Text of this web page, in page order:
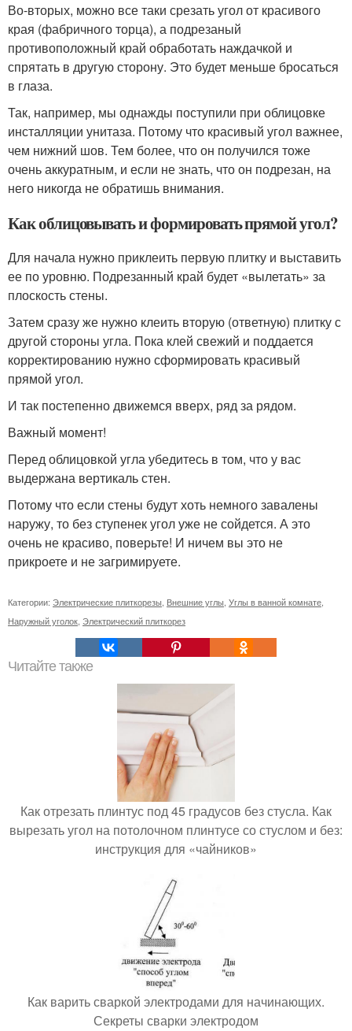
Во-вторых, можно все таки срезать угол от красивого
края (фабричного торца), а подрезаный
противоположный край обработать наждачкой и
спрятать в другую сторону. Это будет меньше бросаться
в глаза.
Так, например, мы однажды поступили при облицовке
инсталляции унитаза. Потому что красивый угол важнее,
чем нижний шов. Тем более, что он получился тоже
очень аккуратным, и если не знать, что он подрезан, на
него никогда не обратишь внимания.
Как облицовывать и формировать прямой угол?
Для начала нужно приклеить первую плитку и выставить
ее по уровню. Подрезанный край будет «вылетать» за
плоскость стены.
Затем сразу же нужно клеить вторую (ответную) плитку с
другой стороны угла. Пока клей свежий и поддается
корректированию нужно сформировать красивый
прямой угол.
И так постепенно движемся вверх, ряд за рядом.
Важный момент!
Перед облицовкой угла убедитесь в том, что у вас
выдержана вертикаль стен.
Потому что если стены будут хоть немного завалены
наружу, то без ступенек угол уже не сойдется. А это
очень не красиво, поверьте! И ничем вы это не
прикроете и не загримируете.
Категории: Электрические плиткорезы, Внешние углы, Углы в ванной комнате,
Наружный уголок, Электрический плиткорез
Читайте также
Как отрезать плинтус под 45 градусов без стусла. Как
вырезать угол на потолочном плинтусе со стуслом и без:
инструкция для «чайников»
Как варить сваркой электродами для начинающих.
Секреты сварки электродом